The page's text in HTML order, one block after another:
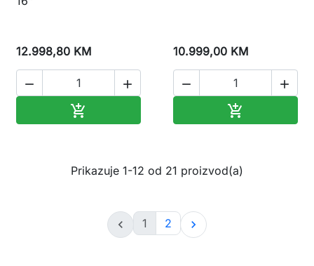
12.998,80 KM
 

10.999,00 KM
 

Prikazuje 1-12 od 21 proizvod(a)
 1 2 